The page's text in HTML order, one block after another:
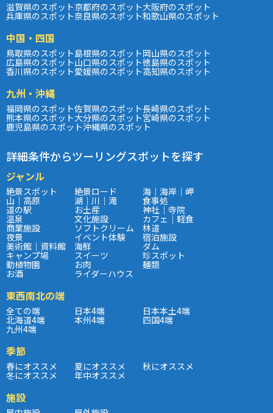
滋賀県のスポット京都府のスポット大阪府のスポット
兵庫県のスポット奈良県のスポット和歌山県のスポット
中国・四国
鳥取県のスポット島根県のスポット岡山県のスポット
広島県のスポット山口県のスポット徳島県のスポット
香川県のスポット愛媛県のスポット高知県のスポット
九州・沖縄
福岡県のスポット佐賀県のスポット長崎県のスポット
熊本県のスポット大分県のスポット宮崎県のスポット
鹿児島県のスポット沖縄県のスポット
詳細条件からツーリングスポットを探す
ジャンル
絶景スポット 絶景ロード 海｜海岸｜岬
山｜高原 湖｜川｜滝 食事処
道の駅 お土産 神社｜寺院
温泉 文化施設 カフェ｜軽食
商業施設 ソフトクリーム 林道
夜景 イベント体験 宿泊施設
美術館｜資料館 海鮮 ダム
キャンプ場 スイーツ 珍スポット
動植物園 お肉 麺類
お酒 ライダーハウス
東西南北の端
全ての端 日本4端 日本本土4端
北海道4端 本州4端 四国4端
九州4端
季節
春にオススメ 夏にオススメ 秋にオススメ
冬にオススメ 年中オススメ
施設